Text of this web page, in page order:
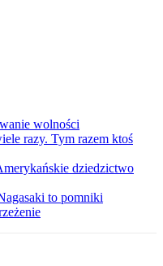
wolności
razy. Tym razem ktoś
dziedzictwo
to pomniki